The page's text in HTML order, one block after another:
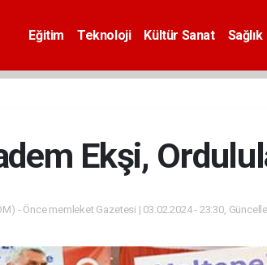
Eğitim Teknoloji Kültür Sanat Sağlık
Ekşi,
- Önce memleket Gazetesi | 03.02.2024 - 23:30,